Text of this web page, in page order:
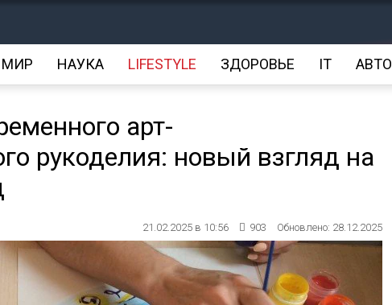
МИР НАУКА LIFESTYLE ЗДОРОВЬЕ IT АВТО
арт-
рукоделия: новый взгляд на
21.02.2025 в 10:56 903 Обновлено: 28.12.2025